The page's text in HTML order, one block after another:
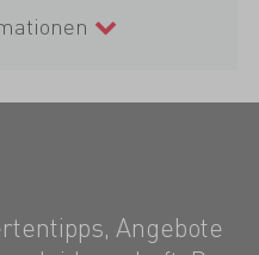
Angebote